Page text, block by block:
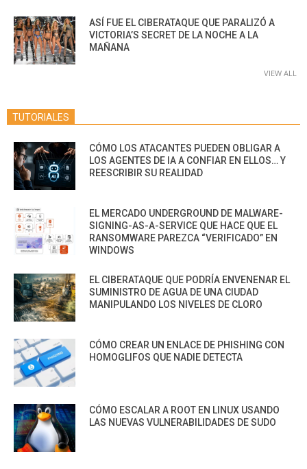
ASÍ FUE EL CIBERATAQUE QUE PARALIZÓ A
VICTORIA’S SECRET DE LA NOCHE A LA
MAÑANA
VIEW ALL
TUTORIALES
CÓMO LOS ATACANTES PUEDEN OBLIGAR A
LOS AGENTES DE IA A CONFIAR EN ELLOS… Y
REESCRIBIR SU REALIDAD
EL MERCADO UNDERGROUND DE MALWARE-
SIGNING-AS-A-SERVICE QUE HACE QUE EL
RANSOMWARE PAREZCA “VERIFICADO” EN
WINDOWS
EL CIBERATAQUE QUE PODRÍA ENVENENAR EL
SUMINISTRO DE AGUA DE UNA CIUDAD
MANIPULANDO LOS NIVELES DE CLORO
CÓMO CREAR UN ENLACE DE PHISHING CON
HOMOGLIFOS QUE NADIE DETECTA
CÓMO ESCALAR A ROOT EN LINUX USANDO
LAS NUEVAS VULNERABILIDADES DE SUDO